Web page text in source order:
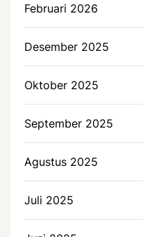
Februari 2026
Desember 2025
Oktober 2025
September 2025
Agustus 2025
Juli 2025